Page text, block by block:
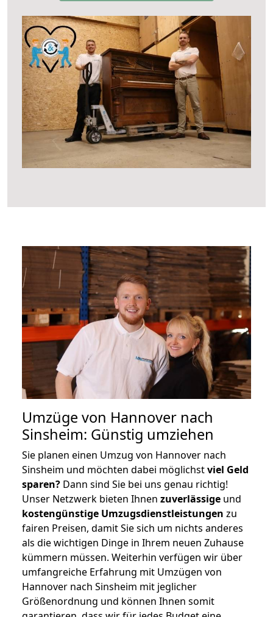
Umzüge von Hannover nach
Sinsheim: Günstig umziehen
Sie planen einen Umzug von Hannover nach
Sinsheim und möchten dabei möglichstviel Geld
sparen? Dann sind Sie bei uns genau richtig!
Unser Netzwerk bieten Ihnen zuverlässige und
kostengünstige Umzugsdienstleistungen zu
fairen Preisen, damit Sie sich um nichts anderes
als die wichtigen Dinge in Ihrem neuen Zuhause
kümmern müssen. Weiterhin verfügen wir über
umfangreiche Erfahrung mit Umzügen von
Hannover nach Sinsheim mit jeglicher
Größenordnung und können Ihnen somit